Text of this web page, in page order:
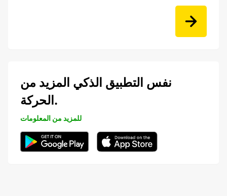
نفس التطبيق الذكي المزيد من
الحركة.
للمزيد من المعلومات